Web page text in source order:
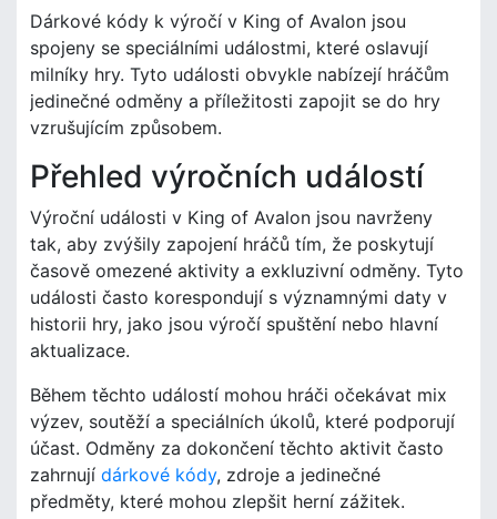
Dárkové kódy k výročí v King of Avalon jsou
spojeny se speciálními událostmi, které oslavují
milníky hry. Tyto události obvykle nabízejí hráčům
jedinečné odměny a příležitosti zapojit se do hry
vzrušujícím způsobem.
Přehled výročních událostí
Výroční události v King of Avalon jsou navrženy
tak, aby zvýšily zapojení hráčů tím, že poskytují
časově omezené aktivity a exkluzivní odměny. Tyto
události často korespondují s významnými daty v
historii hry, jako jsou výročí spuštění nebo hlavní
aktualizace.
Během těchto událostí mohou hráči očekávat mix
výzev, soutěží a speciálních úkolů, které podporují
účast. Odměny za dokončení těchto aktivit často
zahrnují dárkové kódy, zdroje a jedinečné
předměty, které mohou zlepšit herní zážitek.